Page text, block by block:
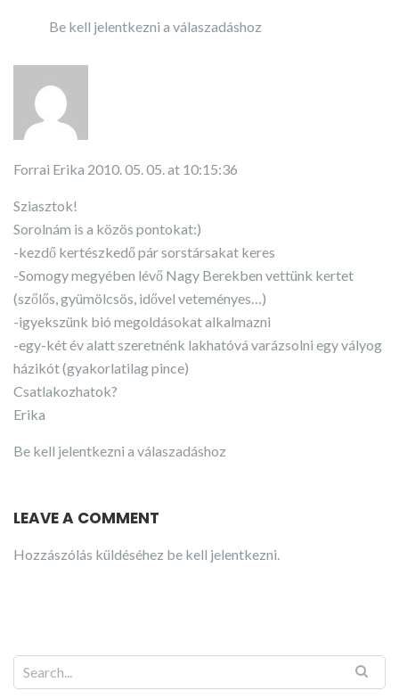
Be kell jelentkezni a válaszadáshoz
Forrai Erika 2010. 05. 05. at 10:15:36
Sziasztok!
Sorolnám is a közös pontokat:)
-kezdő kertészkedő pár sorstársakat keres
-Somogy megyében lévő Nagy Berekben vettünk kertet
(szőlős, gyümölcsös, idővel veteményes…)
-igyekszünk bió megoldásokat alkalmazni
-egy-két év alatt szeretnénk lakhatóvá varázsolni egy vályog
házikót (gyakorlatilag pince)
Csatlakozhatok?
Erika
Be kell jelentkezni a válaszadáshoz
LEAVE A COMMENT
Hozzászólás küldéséhez be kell jelentkezni